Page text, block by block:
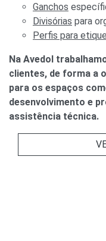
Ganchos
Divisórias para
Perfis para
Na Avedol
clientes, de forma a
para os espaços
desenvolvimento e
assistência técnica.